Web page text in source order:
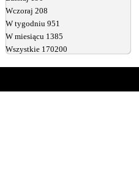
Wczoraj 208
W tygodniu 951
W miesiącu 1385
Wszystkie 170200